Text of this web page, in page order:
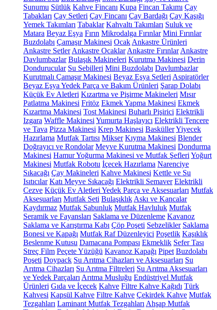
Sunumu Sütlük Kahve Fincanı Kupa Fincan Takımı Çay
Tabakları Çay Setleri Çay Fincanı Çay Bardağı Çay Kaşığı
Yemek Takımları Tabaklar Kahvaltı Takımları Suluk ve
Matara Beyaz Eşya Fırın Mikrodalga Fırınlar Mini Fırınlar
Buzdolabı Çamaşır Makinesi Ocak Ankastre Ürünleri
Ankastre Setler Ankastre Ocaklar Ankastre Fırınlar Ankastre
Davlumbazlar Bulaşık Makineleri Kurutma Makinesi Derin
Dondurucular Su Sebilleri Mini Buzdolabı Davlumbazlar
Kurutmalı Çamaşır Makinesi Beyaz Eşya Setleri Aspiratörler
Beyaz Eşya Yedek Parça ve Bakım Ürünleri Şarap Dolabı
Küçük Ev Aletleri Kızartma ve Pişirme Makineleri Mısır
Patlatma Makinesi Fritöz Ekmek Yapma Makinesi Ekmek
Kızartma Makinesi Tost Makinesi Buharlı Pişirici Elektrikli
Izgara Waffle Makinesi Yumurta Haşlayıcı Elektrikli Tencere
ve Tava Pizza Makinesi Krep Makinesi BasküllerYiyecek
Hazırlama Mutfak Tartısı Mikser Kıyma Makinesi Blender
Doğrayıcı ve Rondolar Meyve Kurutma Makinesi Dondurma
Makinesi Hamur Yoğurma Makinesi ve Mutfak Şefleri Yoğurt
Makinesi Mutfak Robotu İçecek Hazırlama Narenciye
Sıkacağı Çay Makineleri Kahve Makinesi Kettle ve Su
Isıtıcılar Katı Meyve Sıkacağı Elektrikli Semaver Elektrikli
Cezve Küçük Ev Aletleri Yedek Parça ve Aksesuarları Mutfak
Aksesuarları Mutfak Seti Bulaşıklık Askı ve Kancalar
Kaydırmaz Mutfak Sabunluk Mutfak Havluluk Mutfak
Seramik ve Fayansları Saklama ve Düzenleme Kavanoz
Saklama ve Karıştırma Kabı Çöp Poşeti Sebzelikler Saklama
Bonesi ve Kapağı Mutfak Raf Düzenleyici Poşetlik Kaşıklık
Beslenme Kutusu Damacana Pompası Ekmeklik Sefer Tası
Streç Film Peçete Yüzüğü Kavanoz Kapağı Pipet Buzdolabı
Poşeti Doypack Su Arıtma Cihazları ve Aksesuarları Su
Arıtma Cihazları Su Arıtma Filtreleri Su Arıtma Aksesuarları
ve Yedek Parçaları Arıtma Musluğu Endüstriyel Mutfak
Ürünleri Gıda ve İçecek Kahve Filtre Kahve Kağıdı Türk
Kahvesi Kapsül Kahve Filtre Kahve Çekirdek Kahve Mutfak
Tezgahları Laminant Mutfak Tezgahları Ahşap Mutfak